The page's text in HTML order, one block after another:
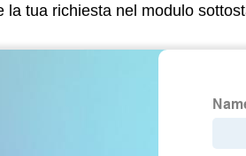
la tua richiesta nel modulo